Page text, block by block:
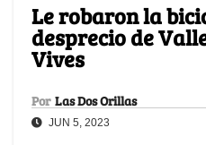
Le robaron la
desprecio de
Vives
Por Las Dos Orillas
JUN 5, 2023